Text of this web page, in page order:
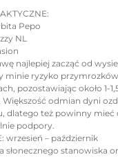
Pepo
NL
najlepiej zacząć od
minie ryzyko
pozostawiając około 1-
odmian dyni
dlatego też powinny mieć
podpory.
wrzesień – październik
słonecznego stanowiska